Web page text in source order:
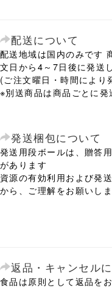
配送について
配送地域は国内のみです
文日から4～7日後に発送
(ご注文曜日・時間により
※別送商品は商品ごとに
発送梱包について
発送用段ボールは、贈答
があります
資源の有効利用および発
から、ご理解をお願いし
返品・キャンセル
食品は原則として返品を